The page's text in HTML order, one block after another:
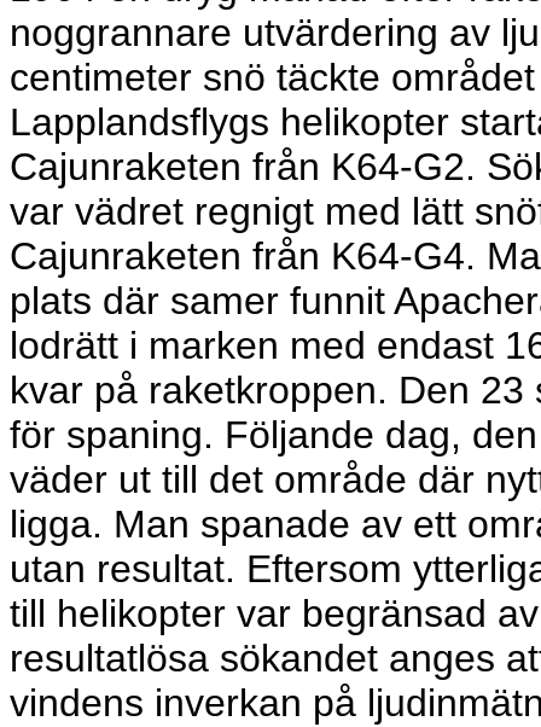
noggrannare utvärdering av
centimeter snö täckte
Lapplandsflygs helikopter
Cajunraketen från K64-G2.
var vädret regnigt med lätt
Cajunraketen från K64-G4.
plats där samer funnit
lodrätt i marken med endast
kvar på raketkroppen. Den
för spaning. Följande dag,
väder ut till det område där
ligga. Man spanade av ett
utan resultat. Eftersom
till helikopter var begränsad
resultatlösa sökandet anges
vindens inverkan på